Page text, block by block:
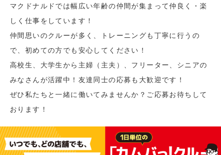
マクドナルドでは幅広い年齢の仲間が集まって仲良く・楽
しく仕事をしています！
仲間思いのクルーが多く、トレーニングも丁寧に行うの
で、初めての方でも安心してください！
高校生、大学生から主婦（主夫）、フリーター、シニアの
みなさんが活躍中！友達同士の応募も大歓迎です！
ぜひ私たちと一緒に働いてみませんか？ご応募お待ちして
おります！